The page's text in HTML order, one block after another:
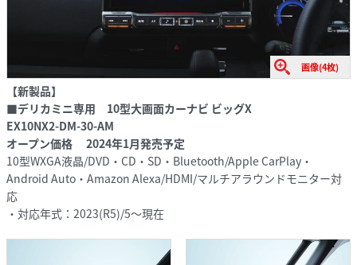
画像(4枚)
【新製品】
■デリカミニ専用 10型大画面カーナビ ビッグX
EX10NX2-DM-30-AM
オープン価格 2024年1月発売予定
10型WXGA液晶/DVD・CD・SD・Bluetooth/Apple CarPlay・
Android Auto・Amazon Alexa/HDMI/マルチアラウンドモニター対
応
・対応年式：2023(R5)/5～現在